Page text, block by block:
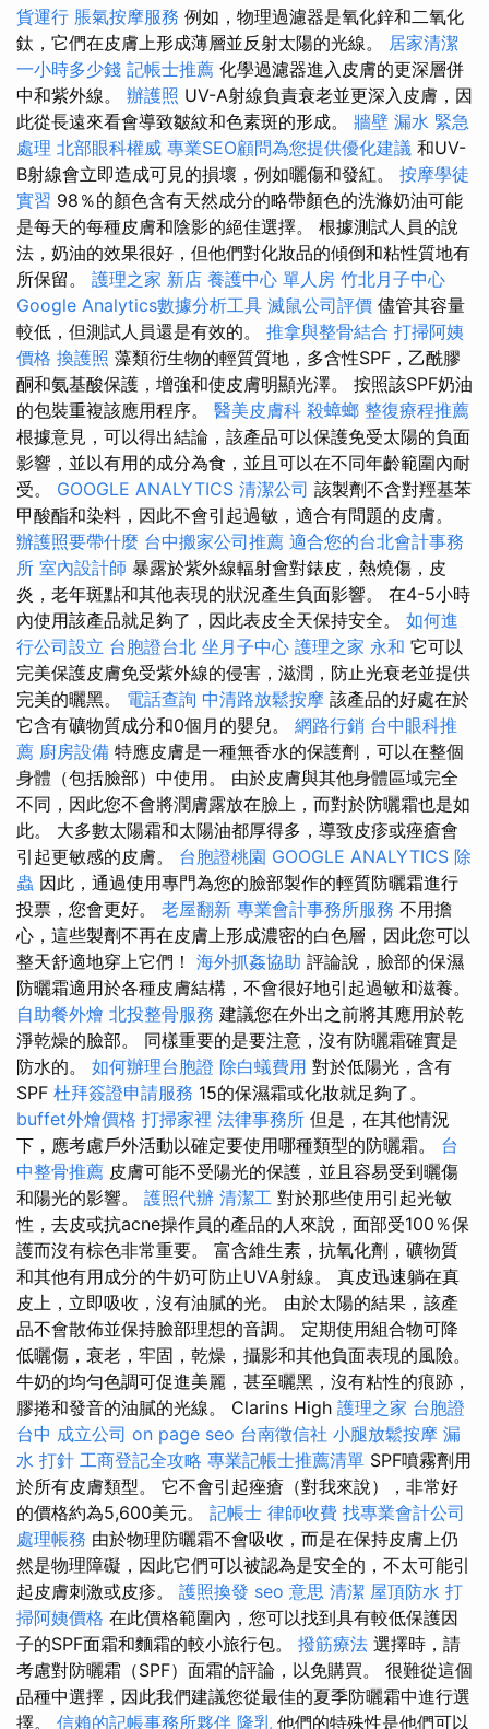
貨運行 脹氣按摩服務 例如，物理過濾器是氧化鋅和二氧化
鈦，它們在皮膚上形成薄層並反射太陽的光線。 居家清潔
一小時多少錢 記帳士推薦 化學過濾器進入皮膚的更深層併
中和紫外線。 辦護照 UV-A射線負責衰老並更深入皮膚，因
此從長遠來看會導致皺紋和色素斑的形成。 牆壁 漏水 緊急
處理 北部眼科權威 專業SEO顧問為您提供優化建議 和UV-
B射線會立即造成可見的損壞，例如曬傷和發紅。 按摩學徒
實習 98％的顏色含有天然成分的略帶顏色的洗滌奶油可能
是每天的每種皮膚和陰影的絕佳選擇。 根據測試人員的說
法，奶油的效果很好，但他們對化妝品的傾倒和粘性質地有
所保留。 護理之家 新店 養護中心 單人房 竹北月子中心
Google Analytics數據分析工具 滅鼠公司評價 儘管其容量
較低，但測試人員還是有效的。 推拿與整骨結合 打掃阿姨
價格 換護照 藻類衍生物的輕質質地，多含性SPF，乙酰膠
酮和氨基酸保護，增強和使皮膚明顯光澤。 按照該SPF奶油
的包裝重複該應用程序。 醫美皮膚科 殺蟑螂 整復療程推薦
根據意見，可以得出結論，該產品可以保護免受太陽的負面
影響，並以有用的成分為食，並且可以在不同年齡範圍內耐
受。 GOOGLE ANALYTICS 清潔公司 該製劑不含對羥基苯
甲酸酯和染料，因此不會引起過敏，適合有問題的皮膚。
辦護照要帶什麼 台中搬家公司推薦 適合您的台北會計事務
所 室內設計師 暴露於紫外線輻射會對錶皮，熱燒傷，皮
炎，老年斑點和其他表現的狀況產生負面影響。 在4-5小時
內使用該產品就足夠了，因此表皮全天保持安全。 如何進
行公司設立 台胞證台北 坐月子中心 護理之家 永和 它可以
完美保護皮膚免受紫外線的侵害，滋潤，防止光衰老並提供
完美的曬黑。 電話查詢 中清路放鬆按摩 該產品的好處在於
它含有礦物質成分和0個月的嬰兒。 網路行銷 台中眼科推
薦 廚房設備 特應皮膚是一種無香水的保護劑，可以在整個
身體（包括臉部）中使用。 由於皮膚與其他身體區域完全
不同，因此您不會將潤膚露放在臉上，而對於防曬霜也是如
此。 大多數太陽霜和太陽油都厚得多，導致皮疹或痤瘡會
引起更敏感的皮膚。 台胞證桃園 GOOGLE ANALYTICS 除
蟲 因此，通過使用專門為您的臉部製作的輕質防曬霜進行
投票，您會更好。 老屋翻新 專業會計事務所服務 不用擔
心，這些製劑不再在皮膚上形成濃密的白色層，因此您可以
整天舒適地穿上它們！ 海外抓姦協助 評論說，臉部的保濕
防曬霜適用於各種皮膚結構，不會很好地引起過敏和滋養。
自助餐外燴 北投整骨服務 建議您在外出之前將其應用於乾
淨乾燥的臉部。 同樣重要的是要注意，沒有防曬霜確實是
防水的。 如何辦理台胞證 除白蟻費用 對於低陽光，含有
SPF 杜拜簽證申請服務 15的保濕霜或化妝就足夠了。
buffet外燴價格 打掃家裡 法律事務所 但是，在其他情況
下，應考慮戶外活動以確定要使用哪種類型的防曬霜。 台
中整骨推薦 皮膚可能不受陽光的保護，並且容易受到曬傷
和陽光的影響。 護照代辦 清潔工 對於那些使用引起光敏
性，去皮或抗acne操作員的產品的人來說，面部受100％保
護而沒有棕色非常重要。 富含維生素，抗氧化劑，礦物質
和其他有用成分的牛奶可防止UVA射線。 真皮迅速躺在真
皮上，立即吸收，沒有油膩的光。 由於太陽的結果，該產
品不會散佈並保持臉部理想的音調。 定期使用組合物可降
低曬傷，衰老，牢固，乾燥，攝影和其他負面表現的風險。
牛奶的均勻色調可促進美麗，甚至曬黑，沒有粘性的痕跡，
膠捲和發音的油膩的光線。 Clarins High 護理之家 台胞證
台中 成立公司 on page seo 台南徵信社 小腿放鬆按摩 漏
水 打針 工商登記全攻略 專業記帳士推薦清單 SPF噴霧劑用
於所有皮膚類型。 它不會引起痤瘡（對我來說），非常好
的價格約為5,600美元。 記帳士 律師收費 找專業會計公司
處理帳務 由於物理防曬霜不會吸收，而是在保持皮膚上仍
然是物理障礙，因此它們可以被認為是安全的，不太可能引
起皮膚刺激或皮疹。 護照換發 seo 意思 清潔 屋頂防水 打
掃阿姨價格 在此價格範圍內，您可以找到具有較低保護因
子的SPF面霜和麵霜的較小旅行包。 撥筋療法 選擇時，請
考慮對防曬霜（SPF）面霜的評論，以免購買。 很難從這個
品種中選擇，因此我們建議您從最佳的夏季防曬霜中進行選
擇。 信賴的記帳事務所夥伴 隆乳 他們的特殊性是他們可以